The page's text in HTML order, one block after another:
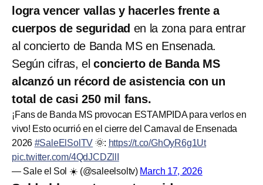
logra vencer vallas y hacerles frente a
cuerpos de seguridad en la zona para entrar
al concierto de Banda MS en Ensenada.
Según cifras, elconcierto de Banda MS
alcanzó un récord de asistencia con un
total de casi 250 mil fans.
¡Fans de Banda MS provocan ESTAMPIDA para verlos en
vivo! Esto ocurrió en el cierre del Carnaval de Ensenada
2026 #SaleElSolTV 🌞: https://t.co/GhOyR6g1Ut
pic.twitter.com/4QdJCDZllI
— Sale el Sol ☀️ (@saleelsoltv) March 17, 2026